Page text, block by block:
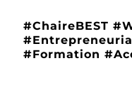
#ChaireBEST
#Formation